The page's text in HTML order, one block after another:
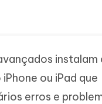
instalam
ou iPad que
erros e